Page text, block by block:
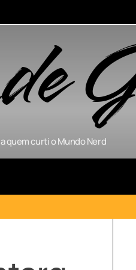
quem curti o Mundo Nerd